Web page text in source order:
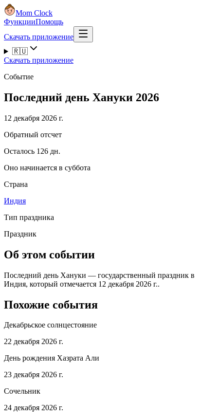
Mom Clock
ФункцииПомощь
Скачать приложение
🇷🇺
Скачать приложение
Событие
Последний день Хануки 2026
12 декабря 2026 г.
Обратный отсчет
Осталось 126 дн.
Оно начинается в суббота
Страна
Индия
Тип праздника
Праздник
Об этом событии
Последний день Хануки — государственный праздник в
Индия, который отмечается 12 декабря 2026 г..
Похожие события
Декабрьское солнцестояние
22 декабря 2026 г.
День рождения Хазрата Али
23 декабря 2026 г.
Сочельник
24 декабря 2026 г.